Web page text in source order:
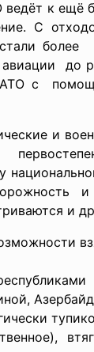
к
С
авиации до
с
и